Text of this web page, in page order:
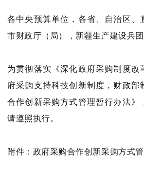
各中央预算单位，各省、自治区、
市财政厅（局），新疆生产建设兵团
为贯彻落实《深化政府采购制度改
府采购支持科技创新制度，财政部
合作创新采购方式管理暂行办法》
请遵照执行。
附件：政府采购合作创新采购方式